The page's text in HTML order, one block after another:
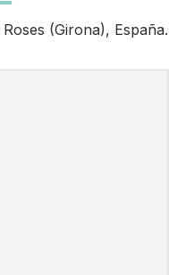
(Girona), España.